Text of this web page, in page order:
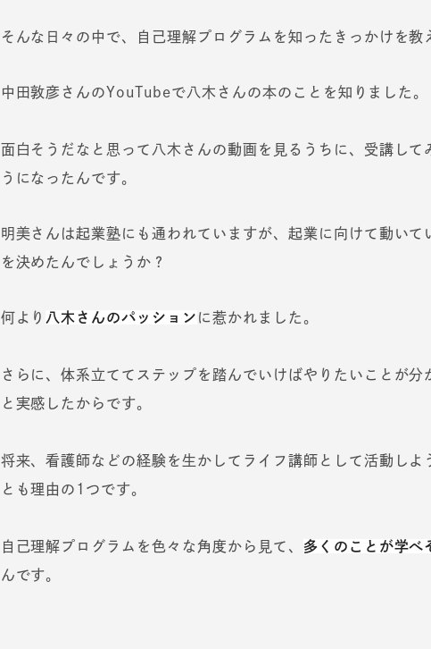
そんな日々の中で、自己理解プログラムを知ったきっかけを教
中田敦彦さんのYouTubeで八木さんの本のことを知りました。
面白そうだなと思って八木さんの動画を見るうちに、受講して
うになったんです。
明美さんは起業塾にも通われていますが、起業に向けて動いて
を決めたんでしょうか？
何より 八木さんのパッション に惹かれました。
さらに、体系立ててステップを踏んでいけばやりたいことが分
と実感したからです。
将来、看護師などの経験を生かしてライフ講師として活動しよ
とも理由の1つです。
自己理解プログラムを色々な角度から見て、 多くのことが学べ
んです。